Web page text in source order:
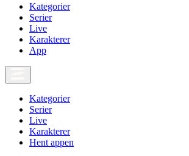
Kategorier
Serier
Live
Karakterer
App
Kategorier
Serier
Live
Karakterer
Hent appen